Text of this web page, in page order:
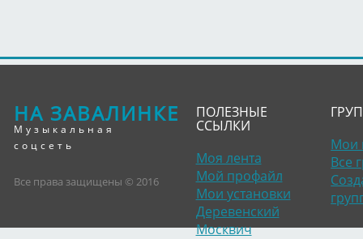
НА ЗАВАЛИНКЕ
Музыкальная
соцсеть
Все права защищены © 2016
ПОЛЕЗНЫЕ
ССЫЛКИ
Моя лента
Мой профайл
Мои установки
Деревенский
Москвич
Мои
Все